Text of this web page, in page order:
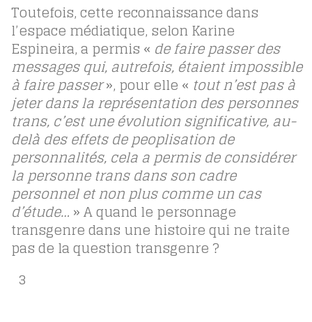
Toutefois, cette reconnaissance dans
l’espace médiatique, selon Karine
Espineira, a permis « de faire passer des
messages qui, autrefois, étaient impossible
à faire passer», pour elle « tout n’est pas à
jeter dans la représentation des personnes
trans, c’est une évolution significative, au-
delà des effets de peoplisation de
personnalités, cela a permis de considérer
la personne trans dans son cadre
personnel et non plus comme un cas
d’étude… » A quand le personnage
transgenre dans une histoire qui ne traite
pas de la question transgenre ?
3